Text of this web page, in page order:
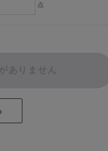
点
ありません